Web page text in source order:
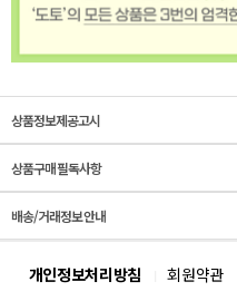
상품정보제공고시
상품구매 필독사항
배송/거래정보 안내
개인정보처리방침 회원약관